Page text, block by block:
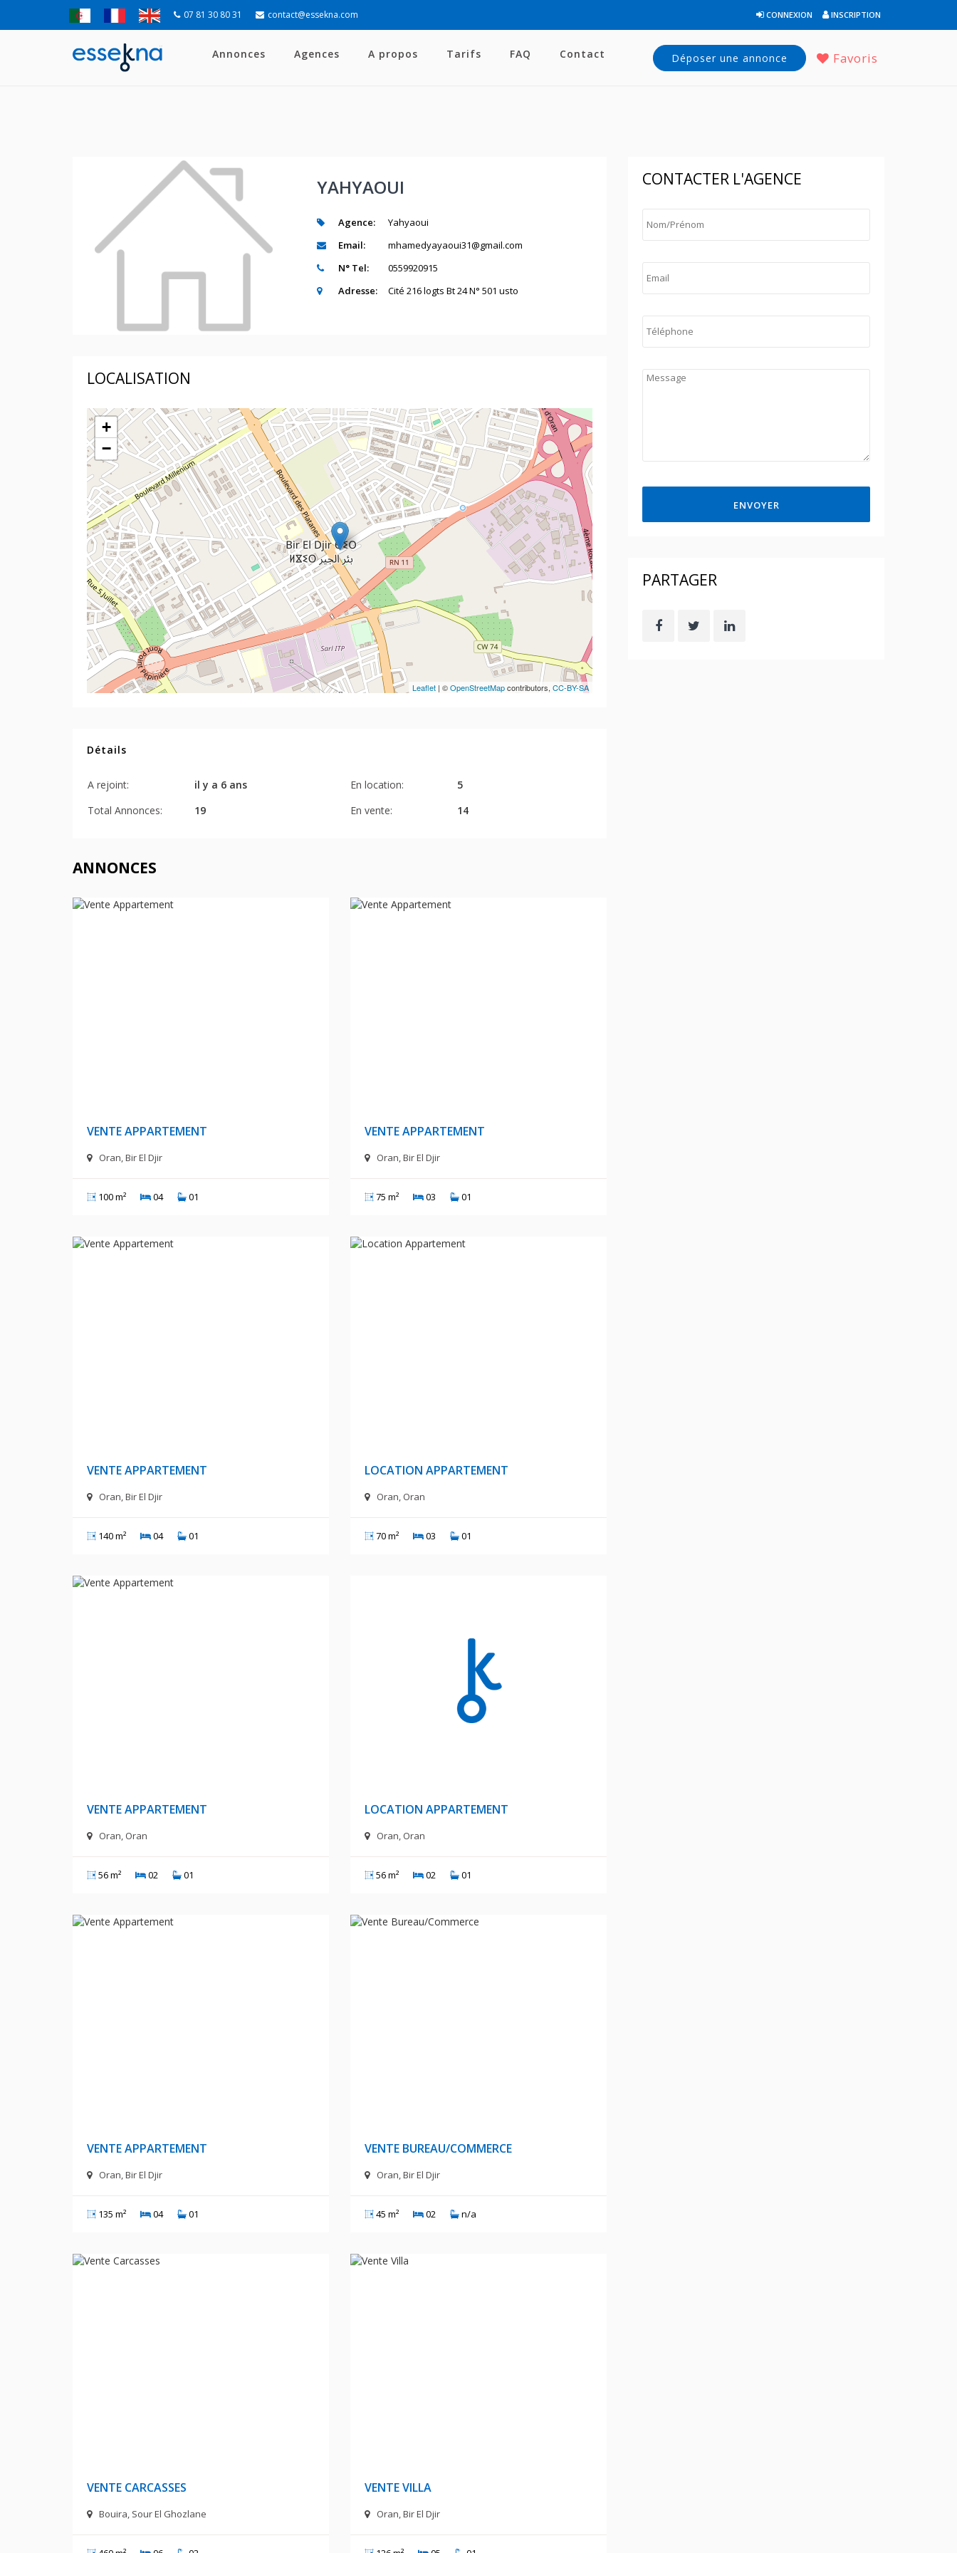
07 81 30 80 31 contact@essekna.com CONNEXION INSCRIPTION
Annonces Agences A propos Tarifs FAQ Contact Déposer une annonce Favoris
YAHYAOUI
Agence:
Yahyaoui
Email:
mhamedyayaoui31@gmail.com
N° Tel:
0559920915
Adresse:
Cité 216 logts Bt 24 N° 501 usto
LOCALISATION
+
−
Leaflet | ©OpenStreetMapcontributors, CC-BY-SA
Détails
A rejoint:
il y a 6 ans
Total Annonces:
19
En location:
5
En vente:
14
ANNONCES
VENTE APPARTEMENT
Oran, Bir El Djir
100 m² 04 01
VENTE APPARTEMENT
Oran, Bir El Djir
75 m² 03 01
VENTE APPARTEMENT
Oran, Bir El Djir
140 m² 04 01
LOCATION APPARTEMENT
Oran, Oran
70 m² 03 01
VENTE APPARTEMENT
Oran, Oran
56 m² 02 01
LOCATION APPARTEMENT
Oran, Oran
56 m² 02 01
VENTE APPARTEMENT
Oran, Bir El Djir
135 m² 04 01
VENTE BUREAU/COMMERCE
Oran, Bir El Djir
45 m² 02 n/a
VENTE CARCASSES
Bouira, Sour El Ghozlane
VENTE VILLA
Oran, Bir El Djir
CONTACTER L'AGENCE
ENVOYER
PARTAGER